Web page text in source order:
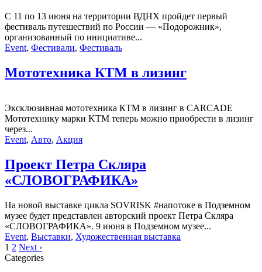
С 11 по 13 июня на территории ВДНХ пройдет первый
фестиваль путешествий по России — «Подорожник»,
организованный по инициативе...
Event, Фестивали, Фестиваль
Мототехника КТМ в лизинг
Эксклюзивная мототехника КТМ в лизинг в CARCADE
Мототехнику марки KTM теперь можно приобрести в лизинг
через...
Event, Авто, Акция
Проект Петра Скляра
«СЛОВОГРАФИКА»
На новой выставке цикла SOVRISK #напотоке в Подземном
музее будет представлен авторский проект Петра Скляра
«СЛОВОГРАФИКА». 9 июня в Подземном музее...
Event, Выставки, Художественная выставка
1 2 Next ›
Categories